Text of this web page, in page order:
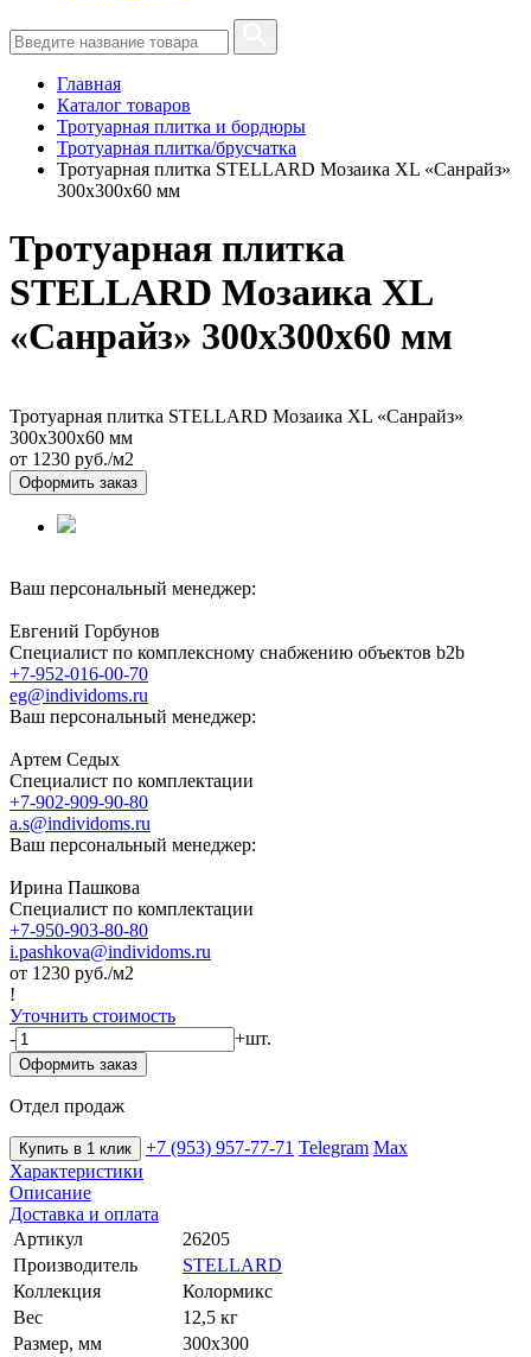
Главная
Каталог товаров
Тротуарная плитка и бордюры
Тротуарная плитка/брусчатка
Тротуарная плитка STELLARD Мозаика XL «Санрайз»
300х300х60 мм
Тротуарная плитка
STELLARD Мозаика XL
«Санрайз» 300х300х60 мм
Тротуарная плитка STELLARD Мозаика XL «Санрайз»
300х300х60 мм
от 1230 руб./м2
Оформить заказ
Ваш персональный менеджер:
Евгений Горбунов
Специалист по комплексному снабжению объектов b2b
+7-952-016-00-70
eg@individoms.ru
Ваш персональный менеджер:
Артем Седых
Специалист по комплектации
+7-902-909-90-80
a.s@individoms.ru
Ваш персональный менеджер:
Ирина Пашкова
Специалист по комплектации
+7-950-903-80-80
i.pashkova@individoms.ru
от 1230 руб./м2
!
Уточнить стоимость
-
+шт.
Оформить заказ
Отдел продаж
Купить в 1 клик +7 (953) 957-77-71 Telegram Max
Характеристики
Описание
Доставка и оплата
Артикул
26205
Производитель
STELLARD
Коллекция
Колормикс
Вес
12,5 кг
Размер, мм
300х300